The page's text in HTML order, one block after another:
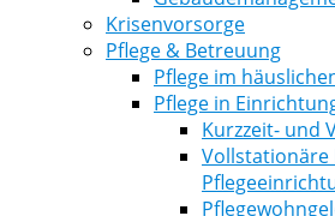
Krisenvorsorge
Pflege & Betreuung
Pflege im
Pflege in
Kurzzeit- und
Vollstationäre